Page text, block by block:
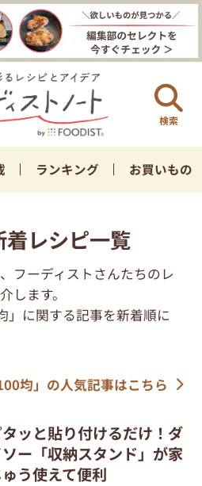
検索
ランキング お買いもの
着レシピ一覧
フーディストさんたちのレ
します。
」に関する記事を新着順に
100均」の人気記事はこちら
タッと貼り付けるだけ！ダ
ー「収納スタンド」が家
ゅう使えて便利